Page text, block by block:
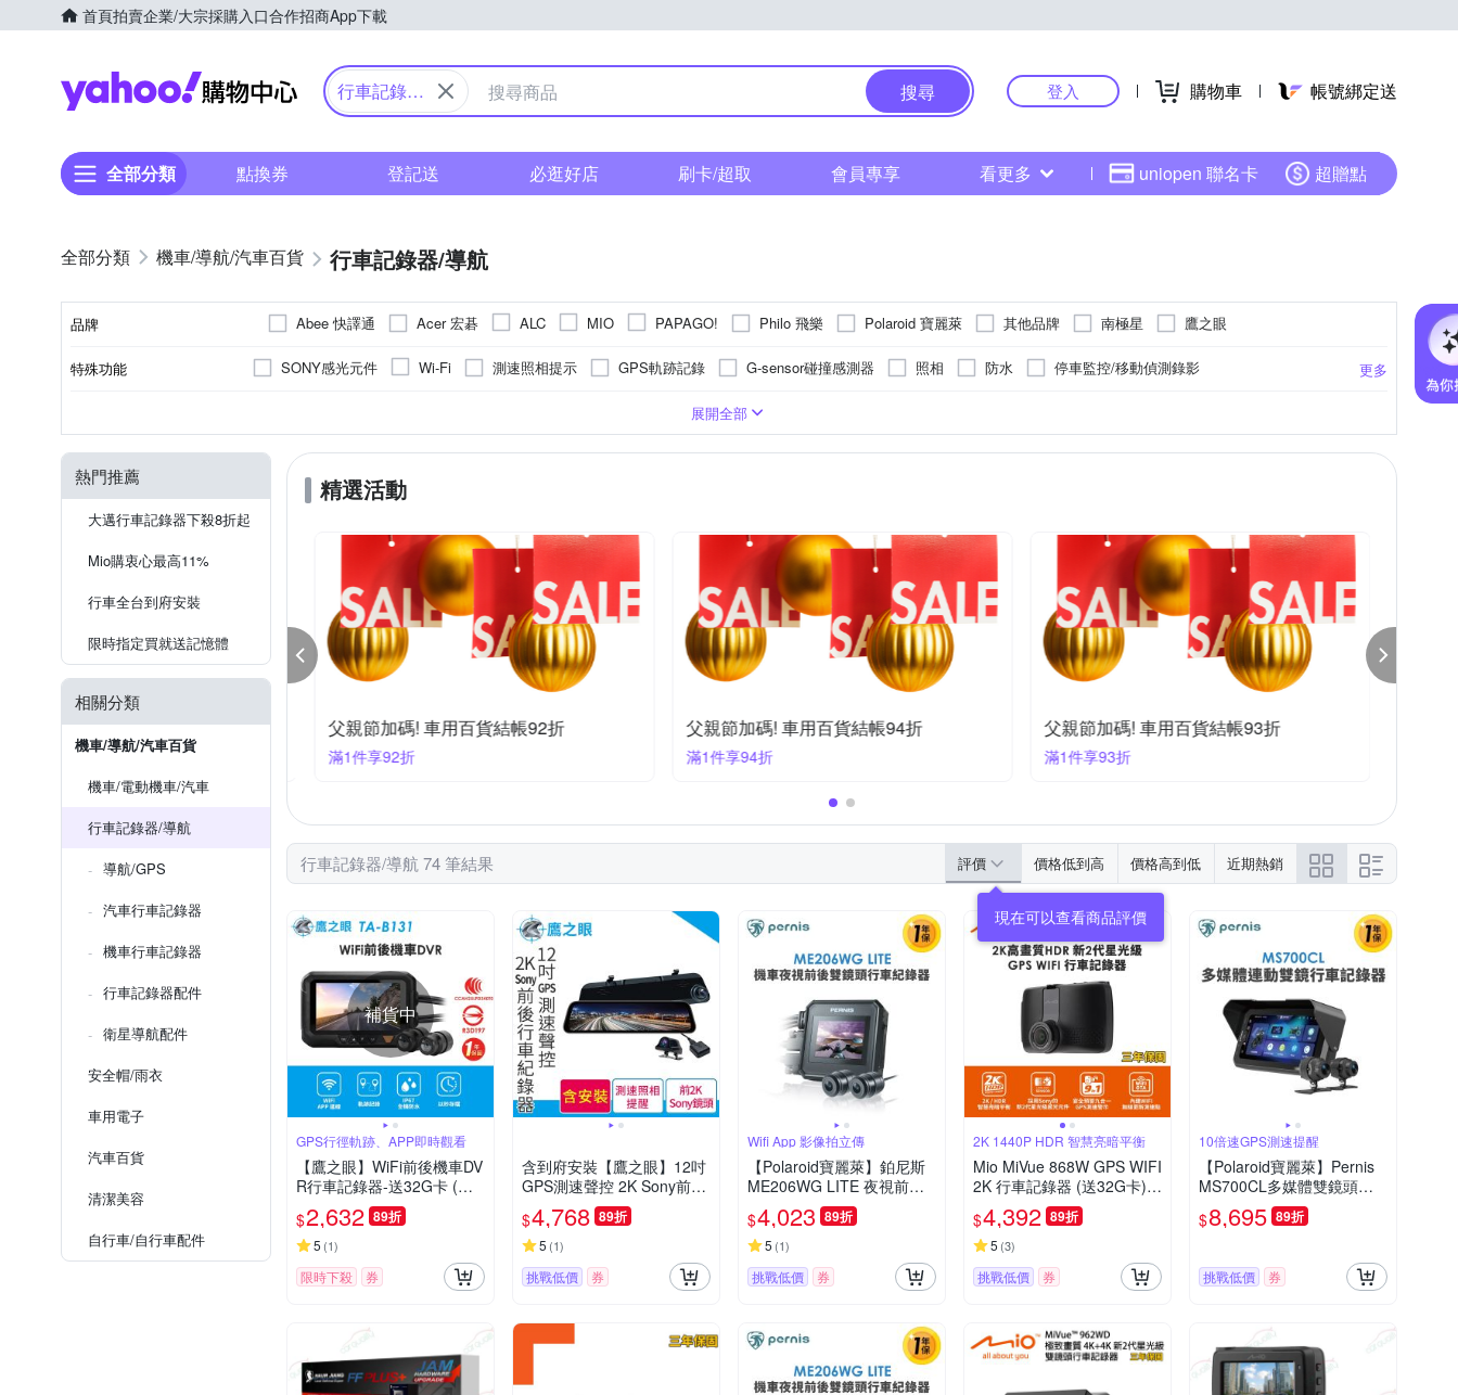
首頁拍賣企業/大宗採購入口合作招商App下載
Yahoo購物中心
行車記錄器/
搜尋 登入 購物車 帳號綁定送
全部分類 點換券 登記送 必逛好店 刷卡/超取 會員專享 看更多 uniopen 聯名卡 超贈點
機車/導航/汽車百貨 行車記錄器/導航
品牌 Abee 快譯通 Acer 宏碁 ALC MIO PAPAGO! Philo 飛樂 Polaroid 寶麗萊 其他品牌 南極星 鷹之眼
特殊功能 更多
SONY感光元件 Wi-Fi 測速照相提示 GPS軌跡記錄 G-sensor碰撞感測器 照相 防水
停車監控/移動偵測錄影
110度以下
GPS接收器
展開全部
熱門推薦
大邁行車記錄器下殺8折起
Mio購衷心最高11%
行車全台到府安裝
限時指定買就送記憶體
相關分類
機車/導航/汽車百貨
機車/電動機車/汽車
行車記錄器/導航
導航/GPS
汽車行車記錄器
機車行車記錄器
行車記錄器配件
衛星導航配件
安全帽/雨衣
車用電子
汽車百貨
清潔美容
自行車/自行車配件
精選活動
歡慶! 車用百貨結帳88折 父親節加碼! 車用百貨結帳92折
滿1件享92折
父親節加碼! 車用百貨結帳94折
滿1件享94折
父親節加碼! 車用百貨結帳93折
滿1件享93折
行車記錄器/導航 74 筆結果 評價 價格低到高 價格高到低 近期熱銷
補貨中
GPS行徑軌跡、APP即時觀看
【鷹之眼】WiFi前後機車DV
R行車記錄器-送32G卡 (國
家認證 一年保固)TA-B131
行車紀錄器
$2,632 89折
5 (1)
限時下殺 券
含到府安裝【鷹之眼】12吋
GPS測速聲控 2K Sony前後
鏡頭行車紀錄器-附64G卡 T
A-B001 贈後鏡頭支架 行車
記錄器
$4,768 89折
5 (1)
挑戰低價 券
Wifi App 影像拍立傳
【Polaroid寶麗萊】鉑尼斯
ME206WG LITE 夜視前後
雙鏡頭 機車行車記錄器-內
附32G卡 行車紀錄器
$4,023 89折
5 (1)
挑戰低價 券
2K 1440P HDR 智慧亮暗平衡
Mio MiVue 868W GPS WIFI
2K 行車記錄器 (送32G卡)行
車紀錄器
$4,392 89折
5 (3)
挑戰低價 券
10倍速GPS測速提醒
【Polaroid寶麗萊】Pernis
MS700CL多媒體雙鏡頭行
車記錄器 (Carplay 摩托車雙
鏡行車紀錄器)
$8,695 89折
挑戰低價 券